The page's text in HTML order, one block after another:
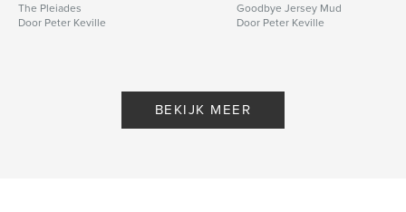
The Pleiades
Door Peter Keville
Goodbye Jersey Mud
Door Peter Keville
BEKIJK MEER